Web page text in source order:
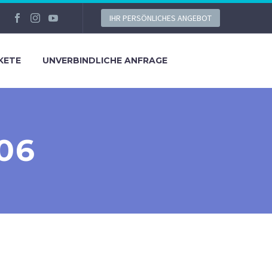
IHR PERSÖNLICHES ANGEBOT
UNVERBINDLICHE ANFRAGE